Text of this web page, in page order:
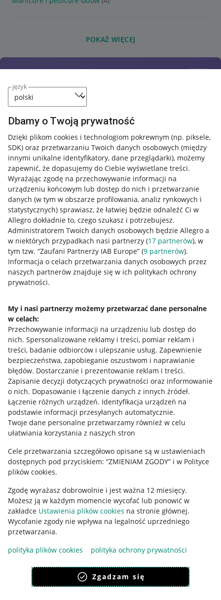
język
Dbamy o Twoją prywatność
Dzięki plikom cookies i technologiom pokrewnym (np. piksele,
SDK) oraz przetwarzaniu Twoich danych osobowych (między
innymi unikalne identyfikatory, dane przeglądarki), możemy
zapewnić, że dopasujemy do Ciebie wyświetlane treści.
Wyrażając zgodę na przechowywanie informacji na
urządzeniu końcowym lub dostęp do nich i przetwarzanie
danych (w tym w obszarze profilowania, analiz rynkowych i
statystycznych) sprawiasz, że łatwiej będzie odnaleźć Ci w
Allegro dokładnie to, czego szukasz i potrzebujesz.
Administratorem Twoich danych osobowych będzie Allegro a
w niektórych przypadkach nasi partnerzy (17 partnerów), w
tym tzw. “Zaufani Partnerzy IAB Europe” (9 partnerów).
Informacja o celach przetwarzania danych osobowych przez
naszych partnerów znajduje się w ich politykach ochrony
prywatności.
My i nasi partnerzy możemy przetwarzać dane personalne
w celach:
Przechowywanie informacji na urządzeniu lub dostęp do
nich. Spersonalizowane reklamy i treści, pomiar reklam i
treści, badanie odbiorców i ulepszanie usług. Zapewnienie
bezpieczeństwa, zapobieganie oszustwom i naprawianie
błędów. Dostarczanie i prezentowanie reklam i treści.
Zapisanie decyzji dotyczących prywatności oraz informowanie
o nich. Dopasowanie i łączenie danych z innych źródeł.
Łączenie różnych urządzeń. Identyfikacja urządzeń na
podstawie informacji przesyłanych automatycznie.
Twoje dane personalne przetwarzamy również w celu
ułatwiania korzystania z naszych stron
Cele przetwarzania szczegółowo opisane są w ustawieniach
dostępnych pod przyciskiem: “ZMIENIAM ZGODY” i w Polityce
plików cookies.
Zgodę wyrażasz dobrowolnie i jest ważna 12 miesięcy.
Możesz ją w każdym momencie wycofać lub ponowić w
zakładce Ustawienia plików cookies na stronie głównej.
Wycofanie zgody nie wpływa na legalność uprzedniego
przetwarzania.
polityka plików cookies
polityka ochrony prywatności
Zgadzam się
POKAŻ WIĘCEJ
Przydatne informacje
Jak to działa
Allegro Gadane dla sprzedających
Allegro Gadane dla kupujących
Mapa miejscowości
Informacje prawne
Regulamin
Polityka plików "cookies"
Ustawienia plików "cookies"
Udostępnianie lokalizacji
Informacje dla Aktu o Usługach Cyfrowych
Pobierz aplikację